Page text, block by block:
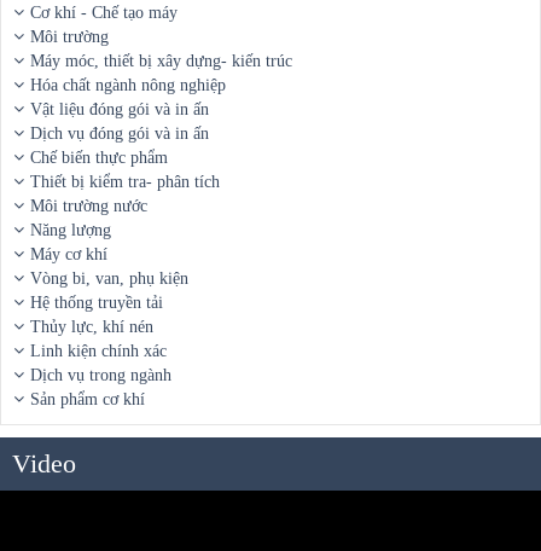
Cơ khí - Chế tạo máy
Môi trường
Máy móc, thiết bị xây dựng- kiến trúc
Hóa chất ngành nông nghiệp
Vật liệu đóng gói và in ấn
Dịch vụ đóng gói và in ấn
Chế biến thực phẩm
Thiết bị kiểm tra- phân tích
Môi trường nước
Năng lượng
Máy cơ khí
Vòng bi, van, phụ kiện
Hệ thống truyền tải
Thủy lực, khí nén
Linh kiện chính xác
Dịch vụ trong ngành
Sản phẩm cơ khí
Video